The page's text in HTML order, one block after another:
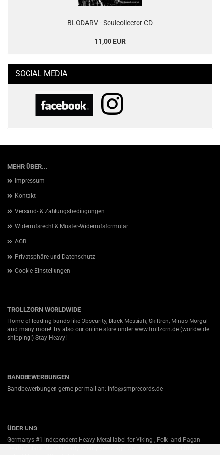
BLODARV - Soulcollector CD
11,00 EUR
SOCIAL MEDIA
MEHR ÜBER...
Impressum
Kontakt
Versand- & Zahlungsbedingungen
Widerrufsrecht & Muster-Widerrufsformular
AGB
Privatsphäre und Datenschutz
Cookie Einstellungen
TROLLZORN WORLDWIDE
Home of leading bands like Obscurity, Black Messiah, Skiltron, Minas Morgul
and many more! Try also our online store under www.trollzorn.de (worldwide
shipping!) Stay Heavy!
BANDBEWERBUNGEN
Bandbewerbungen gerne per mail an: info@smprecords.de
ÜBER UNS
Germanys #1 independent Heavy Metal label for Viking-, Folk- and Pagan-